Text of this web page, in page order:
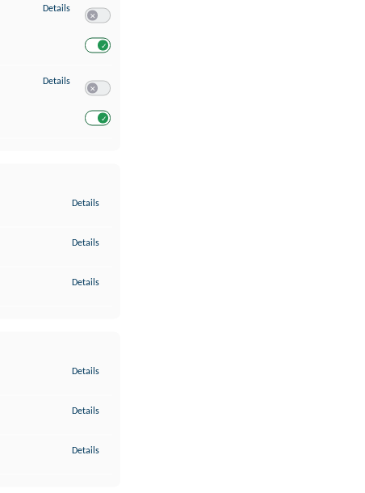
Details zu Analyse von Zielgruppen durch Statistiken oder Kombinationen von
Details zu Entwicklung und Verbesserung der Angebote
Details
Details
Details
Details
Details
Details